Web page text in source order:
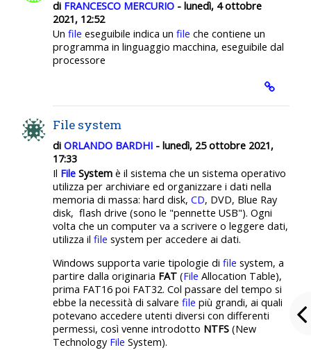
di FRANCESCO MERCURIO - lunedì, 4 ottobre
2021, 12:52
Un file eseguibile indica un file che contiene un
programma in linguaggio macchina, eseguibile dal
processore
File system
di ORLANDO BARDHI - lunedì, 25 ottobre 2021,
17:33
Il File System è il sistema che un sistema operativo
utilizza per archiviare ed organizzare i dati nella
memoria di massa: hard disk, CD, DVD, Blue Ray
disk, flash drive (sono le "pennette USB"). Ogni
volta che un computer va a scrivere o leggere dati,
utilizza il file system per accedere ai dati.
Windows supporta varie tipologie di file system, a
partire dalla originaria FAT (File Allocation Table),
prima FAT16 poi FAT32. Col passare del tempo si
ebbe la necessità di salvare file più grandi, ai quali
potevano accedere utenti diversi con differenti
permessi, così venne introdotto NTFS (New
Technology File System).